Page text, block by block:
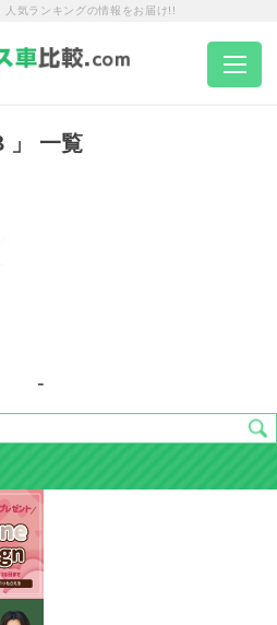
人気ランキングの情報をお届け!!
」 一覧
-